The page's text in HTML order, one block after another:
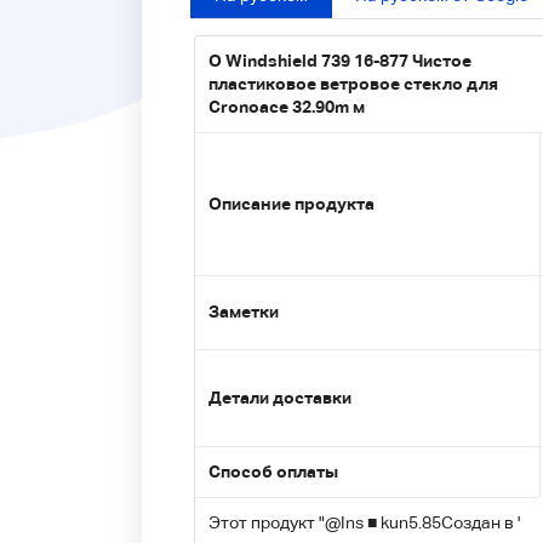
O Windshield 739 16-877 Чистое
пластиковое ветровое стекло для
Cronoace 32.90m м
Описание продукта
Заметки
Детали доставки
Способ оплаты
Этот продукт "@Ins ■ kun5.85Создан в '